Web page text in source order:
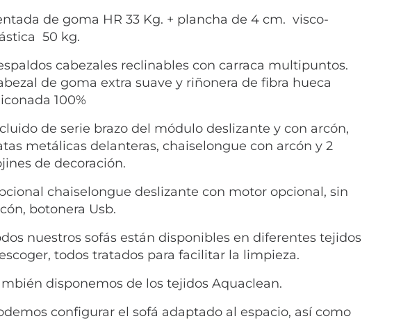
de goma HR 33 Kg. + plancha de 4 cm. visco-
50 kg.
cabezales reclinables con carraca multipuntos.
de goma extra suave y riñonera de fibra hueca
100%
de serie brazo del módulo deslizante y con arcón,
metálicas delanteras, chaiselongue con arcón y 2
de decoración.
chaiselongue deslizante con motor opcional, sin
botonera Usb.
nuestros sofás están disponibles en diferentes tejidos
todos tratados para facilitar la limpieza.
disponemos de los tejidos Aquaclean.
configurar el sofá adaptado al espacio, así como